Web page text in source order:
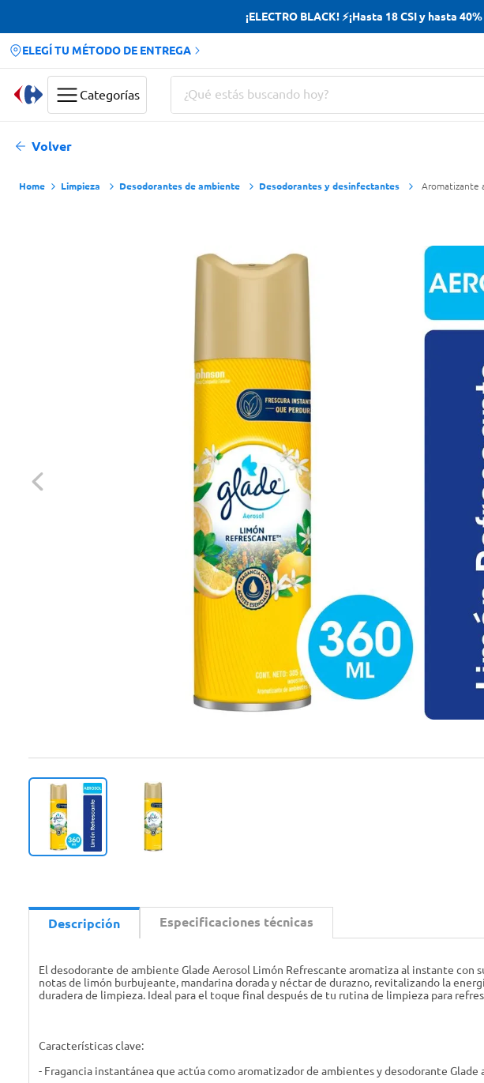
¡ELECTRO BLACK! ⚡¡Hasta 18 CSI y hasta
ELEGÍ TU MÉTODO DE ENTREGA
Categorías
¿Qué estás buscando hoy?
Volver
Limpieza Desodorantes de ambiente Desodorantes y desinfectantes Aromatizante
Descripción Especificaciones técnicas
El desodorante de ambiente Glade Aerosol Limón Refrescante aromatiza al instante con
notas de limón burbujeante, mandarina dorada y néctar de durazno, revitalizando la
duradera de limpieza. Ideal para el toque final después de tu rutina de limpieza para
Características clave:
- Fragancia instantánea que actúa como aromatizador de ambientes y desodorante Glade
Términos más buscados